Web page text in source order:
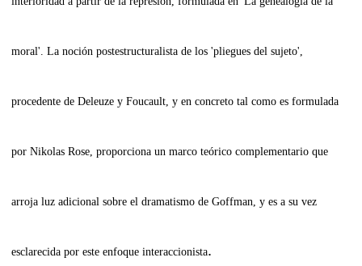
moral'. La noción postestructuralista de los 'pliegues del sujeto',
procedente de Deleuze y Foucault, y en concreto tal como es formulada
por Nikolas Rose, proporciona un marco teórico complementario que
arroja luz adicional sobre el dramatismo de Goffman, y es a su vez
esclarecida por este enfoque interaccionista.